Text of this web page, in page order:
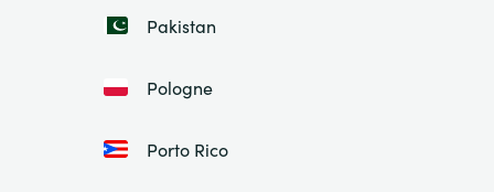
Pakistan
Pologne
Porto Rico